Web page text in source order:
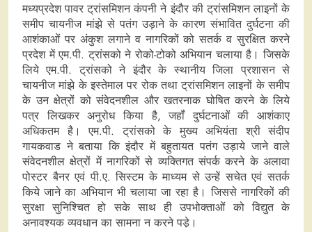
मध्यप्रदेश पावर ट्रांसमिशन कंपनी ने इंदौर की ट्रांसमिशन लाइनों के
समीप चायनीज मांझे से पतंग उड़ाने के कारण संभावित दुर्घटना की
आशंकाओं पर अंकुश लगाने व नागरिकों को सतर्क व सुरक्षित करने
प्रदेश में एम.पी. ट्रांसको ने रोको-टोको अभियान चलाया है। जिसके
लिये एम.पी. ट्रांसको ने इंदौर के स्थानीय जिला प्रशासन से
चायनीज मांझे के इस्तेमाल पर रोक तथा ट्रांसमिशन लाइनों के समीप
के उन क्षेत्रों को संवेदनशील और खतरनाक घोषित करने के लिये
पत्र लिखकर अनुरोध किया है, जहॉं दुर्घटनाओं की आशंकाए
अधिकतम है। एम.पी. ट्रांसको के मुख्‍य अभियंता श्री संदीप
गायकवाड ने बताया कि इंदौर में बहुतायत पतंग उड़ाये जाने वाले
संवेदनशील क्षेत्रों में नागरिकों से व्यक्तिगत संपर्क करने के अलावा
पोस्टर बैनर एवं पी.ए. सिस्टम के माध्यम से उन्हें सचेत एवं सतर्क
किये जाने का अभियान भी चलाया जा रहा है। जिससे नागरिकों की
सुरक्षा सुनिश्चित हो सके साथ ही उपभोक्ताओं को विद्युत के
अनावश्यक व्यवधान का सामना न करने पडे़।